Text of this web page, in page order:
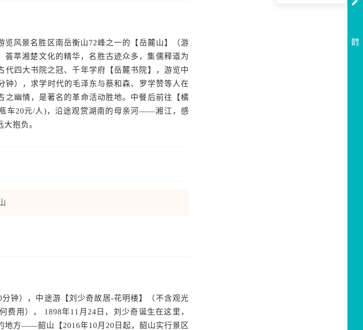
览风景名胜区南岳衡山72峰之一的【岳麓山】（游
萃湘楚文化的精华，名胜古迹众多，集儒释道为
四大书院之冠、千年学府【岳麓书院】，游览中
钟），求学时代的毛泽东与蔡和森、罗学赞等人在
幽情，是著名的革命活动胜地。中餐后前往【橘
车20元/人)，沿途观赏湖南的母亲河——湘江，感
抱负。
钟），中途游【刘少奇故居-花明楼】（不含观光
用）， 1898年11月24日，刘少奇诞生在这里，
地方——韶山【2016年10月20日起，韶山实行景区